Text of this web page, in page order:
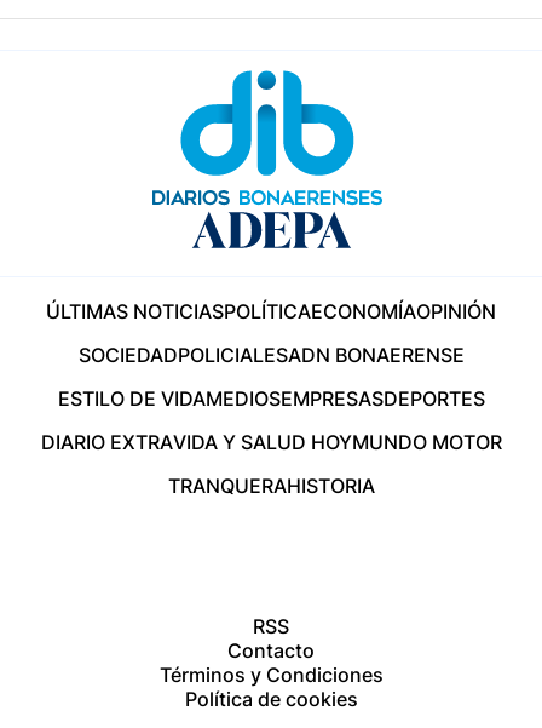
ÚLTIMAS NOTICIASPOLÍTICAECONOMÍAOPINIÓN
SOCIEDADPOLICIALESADN BONAERENSE
ESTILO DE VIDAMEDIOSEMPRESASDEPORTES
DIARIO EXTRAVIDA Y SALUD HOYMUNDO MOTOR
TRANQUERAHISTORIA
RSS
Contacto
Términos y Condiciones
Política de cookies